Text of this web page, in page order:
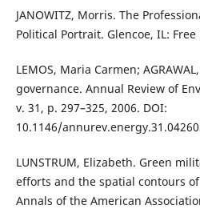
JANOWITZ, Morris. The
Political Portrait. Glencoe, IL: Free
LEMOS, Maria Carmen;
governance. Annual Review of
v. 31, p. 297–325, 2006. DOI:
10.1146/
LUNSTRUM, Elizabeth. Green
efforts and the spatial contours
Annals of the American